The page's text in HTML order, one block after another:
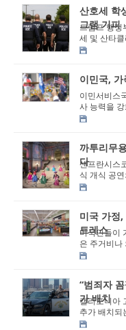
산호세 학
그램 기피
트럼프 행정
세 및 산타
램 참여를 줄
이민국, 가
이민서비스
사 능력을
롭게 업데이
까투리무
다
샌프란시스
식 개식 공
서 명성을 드
미국 가정
트레스
미국인들이
은 주거비나
났다. 4일 미
“범죄자
가 배치
캘리포니아
추가 배치되
성과를 내겠